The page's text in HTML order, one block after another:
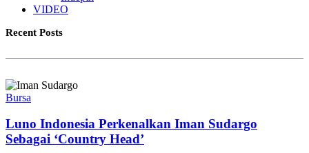
VIDEO
Recent Posts
Bursa
Luno Indonesia Perkenalkan Iman Sudargo
Sebagai ‘Country Head’